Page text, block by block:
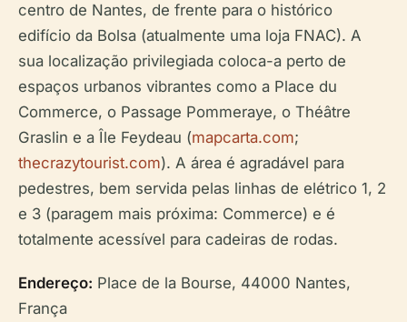
centro de Nantes, de frente para o histórico
edifício da Bolsa (atualmente uma loja FNAC). A
sua localização privilegiada coloca-a perto de
espaços urbanos vibrantes como a Place du
Commerce, o Passage Pommeraye, o Théâtre
Graslin e a Île Feydeau (mapcarta.com;
thecrazytourist.com). A área é agradável para
pedestres, bem servida pelas linhas de elétrico 1, 2
e 3 (paragem mais próxima: Commerce) e é
totalmente acessível para cadeiras de rodas.
Endereço: Place de la Bourse, 44000 Nantes,
França